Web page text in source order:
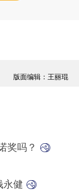
版面编辑：王丽琨
奖吗？
永健